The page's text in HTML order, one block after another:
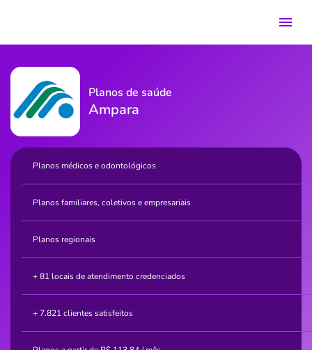
Planos de saúde
Ampara
Planos médicos e odontológicos
Planos familiares, coletivos e empresariais
Planos regionais
+ 81 locais de atendimento credenciados
+ 7.821 clientes satisfeitos